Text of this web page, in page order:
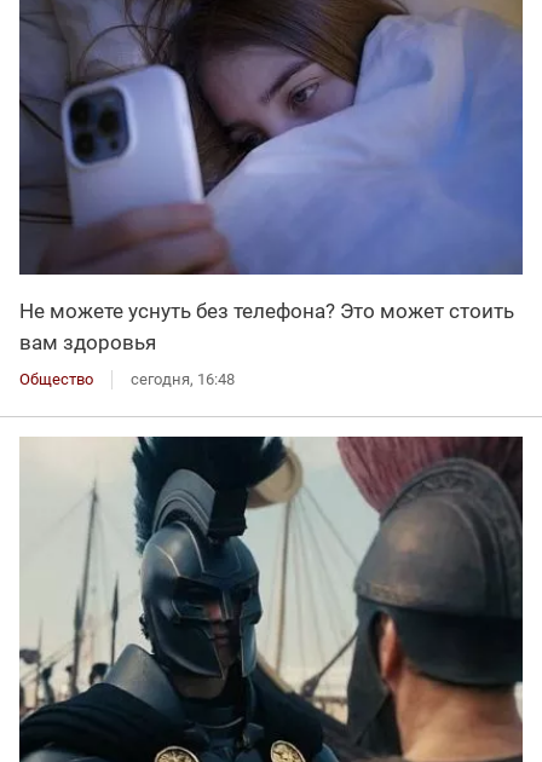
Не можете уснуть без телефона? Это может стоить
вам здоровья
Общество сегодня, 16:48